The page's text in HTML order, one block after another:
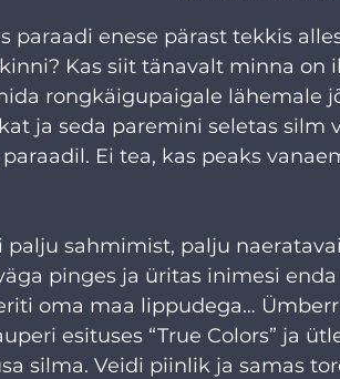
paraadi enese pärast tekkis
Kas siit tänavalt minna on
rongkäigupaigale lähemale
ja seda paremini seletas silm
Ei tea, kas peaks
palju sahmimist, palju
pinges ja üritas inimesi
oma maa lippudega…
esituses “True Colors” ja
silma. Veidi piinlik ja samas